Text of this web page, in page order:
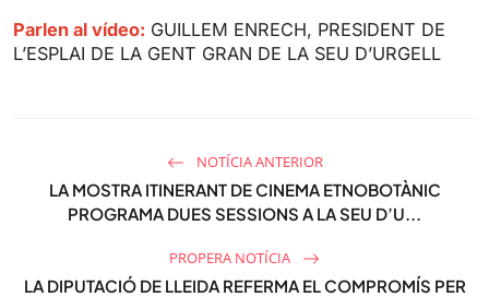
Parlen al vídeo: GUILLEM ENRECH, PRESIDENT DE
L’ESPLAI DE LA GENT GRAN DE LA SEU D’URGELL
NOTÍCIA ANTERIOR
LA MOSTRA ITINERANT DE CINEMA ETNOBOTÀNIC
PROGRAMA DUES SESSIONS A LA SEU D’U...
PROPERA NOTÍCIA
LA DIPUTACIÓ DE LLEIDA REFERMA EL COMPROMÍS PER